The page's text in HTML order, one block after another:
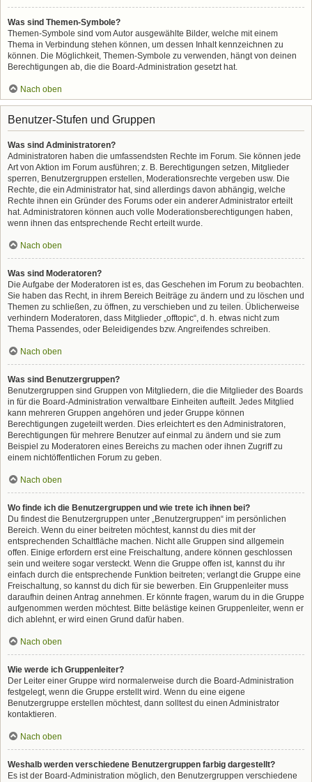
Was sind Themen-Symbole?
Themen-Symbole sind vom Autor ausgewählte Bilder, welche mit einem
Thema in Verbindung stehen können, um dessen Inhalt kennzeichnen zu
können. Die Möglichkeit, Themen-Symbole zu verwenden, hängt von deinen
Berechtigungen ab, die die Board-Administration gesetzt hat.
Nach oben
Benutzer-Stufen und Gruppen
Was sind Administratoren?
Administratoren haben die umfassendsten Rechte im Forum. Sie können jede
Art von Aktion im Forum ausführen; z. B. Berechtigungen setzen, Mitglieder
sperren, Benutzergruppen erstellen, Moderationsrechte vergeben usw. Die
Rechte, die ein Administrator hat, sind allerdings davon abhängig, welche
Rechte ihnen ein Gründer des Forums oder ein anderer Administrator erteilt
hat. Administratoren können auch volle Moderationsberechtigungen haben,
wenn ihnen das entsprechende Recht erteilt wurde.
Nach oben
Was sind Moderatoren?
Die Aufgabe der Moderatoren ist es, das Geschehen im Forum zu beobachten.
Sie haben das Recht, in ihrem Bereich Beiträge zu ändern und zu löschen und
Themen zu schließen, zu öffnen, zu verschieben und zu teilen. Üblicherweise
verhindern Moderatoren, dass Mitglieder „offtopic“, d. h. etwas nicht zum
Thema Passendes, oder Beleidigendes bzw. Angreifendes schreiben.
Nach oben
Was sind Benutzergruppen?
Benutzergruppen sind Gruppen von Mitgliedern, die die Mitglieder des Boards
in für die Board-Administration verwaltbare Einheiten aufteilt. Jedes Mitglied
kann mehreren Gruppen angehören und jeder Gruppe können
Berechtigungen zugeteilt werden. Dies erleichtert es den Administratoren,
Berechtigungen für mehrere Benutzer auf einmal zu ändern und sie zum
Beispiel zu Moderatoren eines Bereichs zu machen oder ihnen Zugriff zu
einem nichtöffentlichen Forum zu geben.
Nach oben
Wo finde ich die Benutzergruppen und wie trete ich ihnen bei?
Du findest die Benutzergruppen unter „Benutzergruppen“ im persönlichen
Bereich. Wenn du einer beitreten möchtest, kannst du dies mit der
entsprechenden Schaltfläche machen. Nicht alle Gruppen sind allgemein
offen. Einige erfordern erst eine Freischaltung, andere können geschlossen
sein und weitere sogar versteckt. Wenn die Gruppe offen ist, kannst du ihr
einfach durch die entsprechende Funktion beitreten; verlangt die Gruppe eine
Freischaltung, so kannst du dich für sie bewerben. Ein Gruppenleiter muss
daraufhin deinen Antrag annehmen. Er könnte fragen, warum du in die Gruppe
aufgenommen werden möchtest. Bitte belästige keinen Gruppenleiter, wenn er
dich ablehnt, er wird einen Grund dafür haben.
Nach oben
Wie werde ich Gruppenleiter?
Der Leiter einer Gruppe wird normalerweise durch die Board-Administration
festgelegt, wenn die Gruppe erstellt wird. Wenn du eine eigene
Benutzergruppe erstellen möchtest, dann solltest du einen Administrator
kontaktieren.
Nach oben
Weshalb werden verschiedene Benutzergruppen farbig dargestellt?
Es ist der Board-Administration möglich, den Benutzergruppen verschiedene